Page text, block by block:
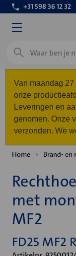
+31 598 36 12 32
Zoeken
Van maandag
onze
Leveringen en
genomen. Onze
verzonden. We
Home Brand- en
met
MF2
FD25 MF2